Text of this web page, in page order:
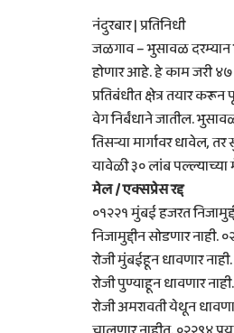
नंदुरबार | प्रतिनिधी
जळगाव – भुसावळ दरम्यान
होणार आहे. हे काम जरी ४७
प्रतिबंधीत क्षेत्र तयार
वेग निर्बंधाने जातील.
तिसर्‍या मार्गावर धावेल,
यावेळी ३० लांब पल्ल्याच्या
मेल / एक्सप्रेस रद्द
०१२२१ मुंबई हजरत
निजामुद्दीन सोडणार
रोजी मुंबईहून धावणार
रोजी पुण्याहून धावणार
रोजी अमरावती येथून